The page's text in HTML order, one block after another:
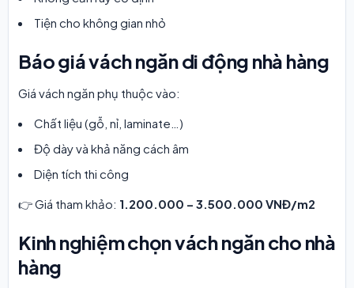
Tiện cho không gian nhỏ
Báo giá vách ngăn di động nhà hàng
Giá vách ngăn phụ thuộc vào:
Chất liệu (gỗ, nỉ, laminate…)
Độ dày và khả năng cách âm
Diện tích thi công
👉 Giá tham khảo: 1.200.000 – 3.500.000 VNĐ/m2
Kinh nghiệm chọn vách ngăn cho nhà
hàng